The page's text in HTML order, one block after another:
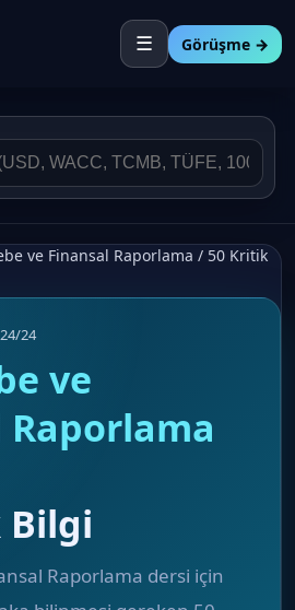
☰ Görüşme →
ve Finansal Raporlama / 50 Kritik
24
ve
Raporlama
Bilgi
Raporlama dersi için